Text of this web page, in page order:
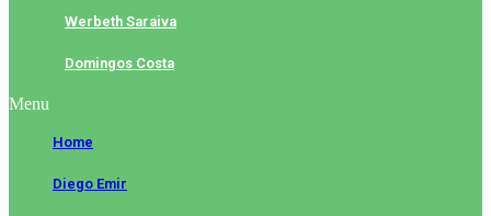
Werbeth Saraiva
Domingos Costa
Menu
Home
Diego Emir